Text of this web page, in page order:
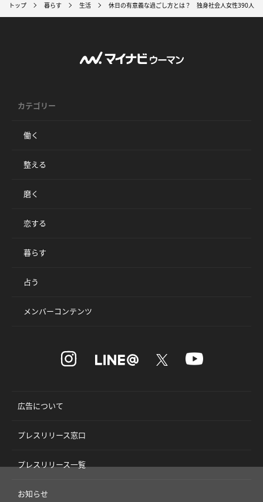
トップ 暮らす 生活 休日の有意義な過ごし方とは？ 独身社会人女性390人の
カテゴリー
働く
整える
磨く
恋する
暮らす
占う
メンバーコンテンツ
広告について
プレスリリース窓口
プレスリリース一覧
お知らせ